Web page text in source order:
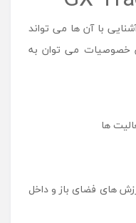
با آن ‌ها می ‌تواند
خصوصیات می توان به
ها
برای ورزش ‌های فضای باز و داخل